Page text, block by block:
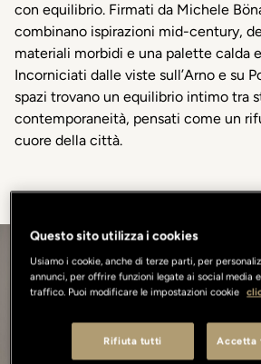
con equilibrio. Firmati da Michele
combinano ispirazioni mid-century,
materiali morbidi e una palette calda
Incorniciati dalle viste sull’Arno e su
spazi trovano un equilibrio intimo tra
contemporaneità, pensati come un
cuore della città.
Scopri le nostre
DIMENSIONE
Questo sito utilizza i cookies
Usiamo i cookie, anche di terze parti, per
annunci, per offrire funzioni legate ai social media
traffico. Puoi modificare le impostazioni cookie
Rifiuta tutti Accetta